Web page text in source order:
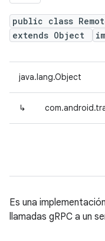
public class
extends Object
java.lang.Object
↳
Es una
llamadas gRPC a un